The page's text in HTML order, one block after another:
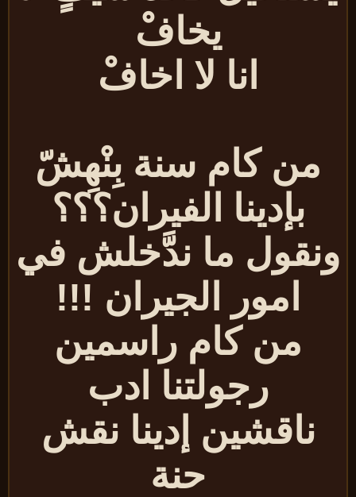
يخافْ
انا لا اخافْ
من كام سنة بِنْهِشّ
بإدينا الفيران؟؟؟
ما ندَّخلش في
امور الجيران !!!
من كام راسمين
رجولتنا ادب
ناقشين إدينا نقش
حنة